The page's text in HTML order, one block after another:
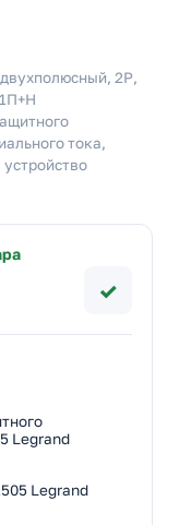
2Р,
тока,
✓
Legrand
Legrand